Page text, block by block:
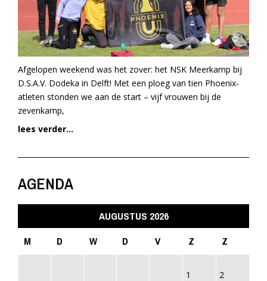
Afgelopen weekend was het zover: het NSK Meerkamp bij
D.S.A.V. Dodeka in Delft! Met een ploeg van tien Phoenix-
atleten stonden we aan de start – vijf vrouwen bij de
zevenkamp,
lees verder...
AGENDA
AUGUSTUS 2026
M
D W D V Z Z
1 2